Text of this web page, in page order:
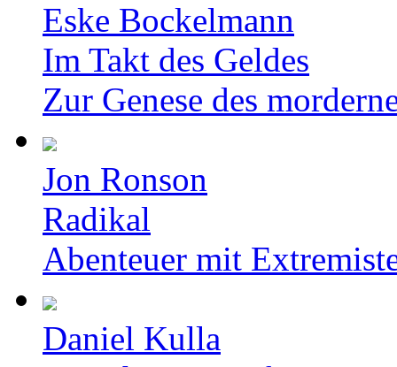
Eske Bockelmann
Im Takt des Geldes
Zur Genese des
Jon Ronson
Radikal
Abenteuer mit
Daniel Kulla